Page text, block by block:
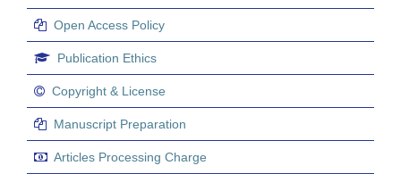
Open Access Policy
Publication Ethics
Copyright & License
Manuscript Preparation
Articles Processing Charge